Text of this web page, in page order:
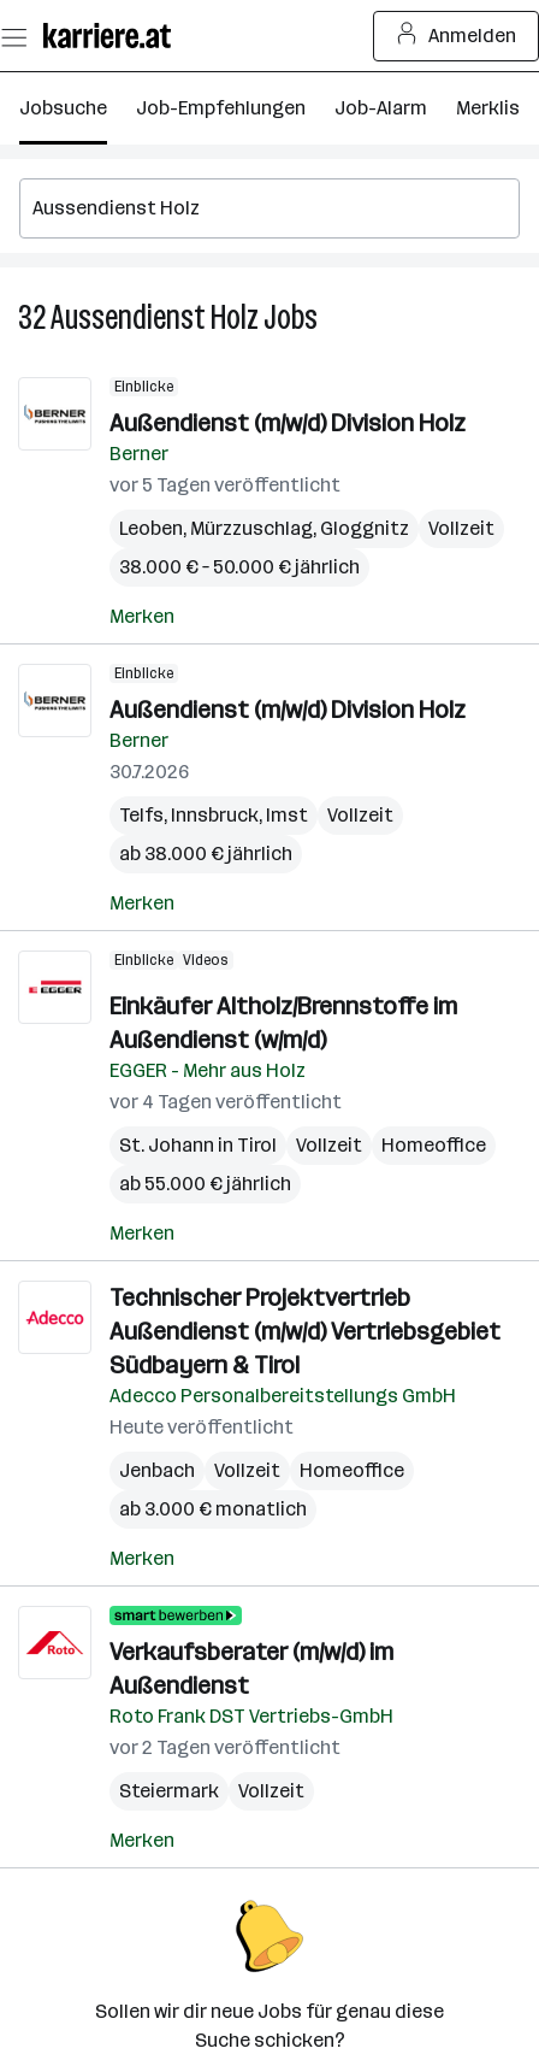
Seiteninhalt
springen
Anmelden
Jobsuche Job-Empfehlungen Job-Alarm Merkliste
32Aussendienst HolzJobs
Einblicke
Außendienst (m/w/d) Division Holz
Berner
vor 5 Tagen veröffentlicht
Leoben, Mürzzuschlag, Gloggnitz
Vollzeit
38.000 € – 50.000 € jährlich
Merken
Einblicke
Außendienst (m/w/d) Division Holz
Berner
30.7.2026
Telfs, Innsbruck, Imst
Vollzeit
ab 38.000 € jährlich
Merken
Einblicke Videos
Einkäufer Altholz/Brennstoffe im
Außendienst (w/m/d)
EGGER - Mehr aus Holz
vor 4 Tagen veröffentlicht
St. Johann in Tirol
Vollzeit
Homeoffice
ab 55.000 € jährlich
Merken
Technischer Projektvertrieb
Außendienst (m/w/d) Vertriebsgebiet
Südbayern & Tirol
Adecco Personalbereitstellungs GmbH
Heute veröffentlicht
Jenbach
Vollzeit
Homeoffice
ab 3.000 € monatlich
Merken
Verkaufsberater (m/w/d) im
Außendienst
Roto Frank DST Vertriebs-GmbH
vor 2 Tagen veröffentlicht
Steiermark
Vollzeit
Merken
Sollen wir dir neue Jobs für genau diese
Suche schicken?